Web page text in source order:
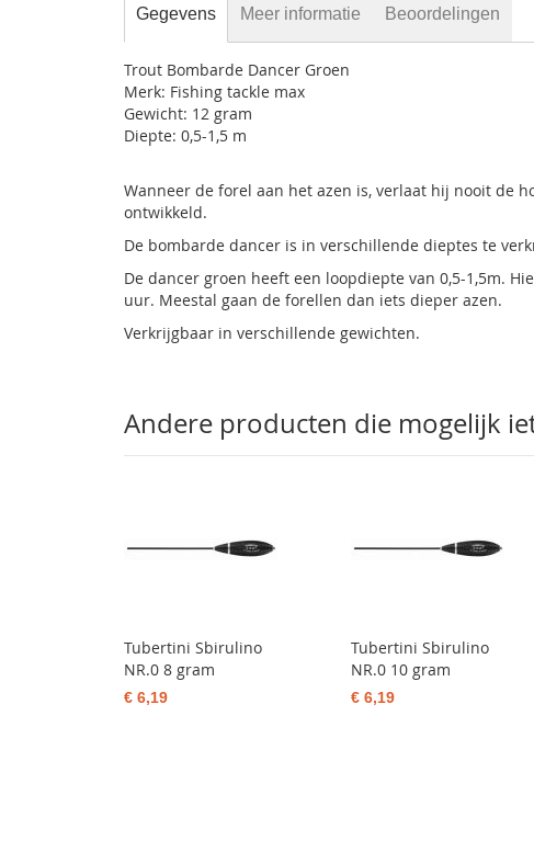
Gegevens
Trout Bombarde Dancer Groen
Merk: Fishing tackle max
Gewicht: 12 gram
Diepte: 0,5-1,5 m
Wanneer de forel aan het azen is, verlaat hij nooit de
ontwikkeld.
De bombarde dancer is in verschillende dieptes te
De dancer groen heeft een loopdiepte van 0,5-1,5m.
uur. Meestal gaan de forellen dan iets dieper azen.
Verkrijgbaar in verschillende gewichten.
Meer informatie Beoordelingen
Andere producten die mogelijk
Tubertini Sbirulino
NR.0 8 gram
€ 6,19
Tubertini Sbirulino
NR.0 10 gram
€ 6,19